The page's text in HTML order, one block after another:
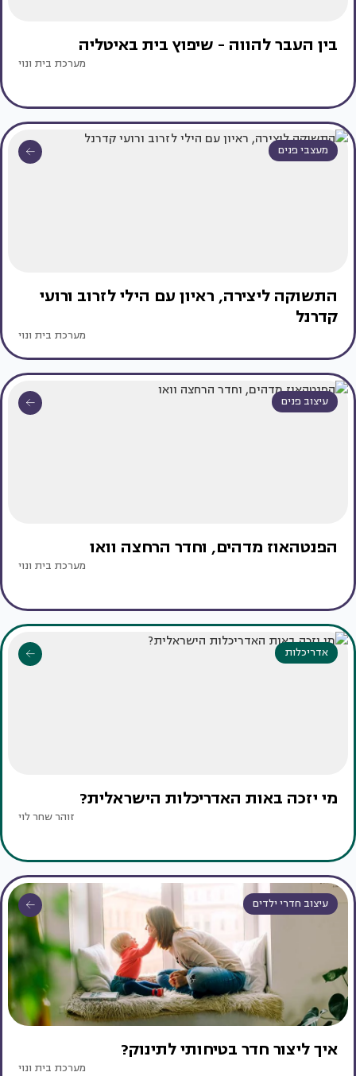
בין העבר להווה - שיפוץ בית באיטליה
מערכת בית ונוי
מעצבי פנים
התשוקה ליצירה, ראיון עם הילי לזרוב ורועי
קדרנל
מערכת בית ונוי
עיצוב פנים
הפנטהאוז מדהים, וחדר הרחצה וואו
מערכת בית ונוי
אדריכלות
מי יזכה באות האדריכלות הישראלית?
זוהר שחר לוי
עיצוב חדרי ילדים
איך ליצור חדר בטיחותי לתינוק?
מערכת בית ונוי